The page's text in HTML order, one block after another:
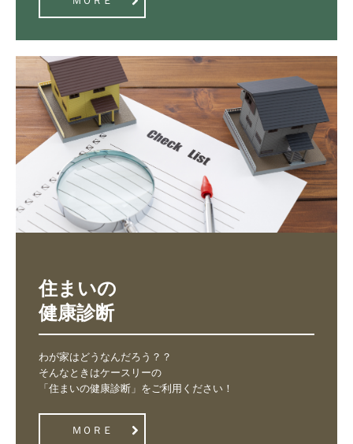
住まいの
健康診断
わが家はどうなんだろう？？
そんなときはケースリーの
「住まいの健康診断」をご利用ください！
ＭＯＲＥ